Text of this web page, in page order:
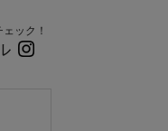
ック！